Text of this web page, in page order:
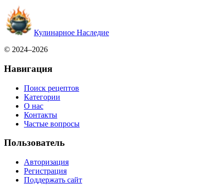
Кулинарное Наследие
© 2024–2026
Навигация
Поиск рецептов
Категории
О нас
Контакты
Частые вопросы
Пользователь
Авторизация
Регистрация
Поддержать сайт